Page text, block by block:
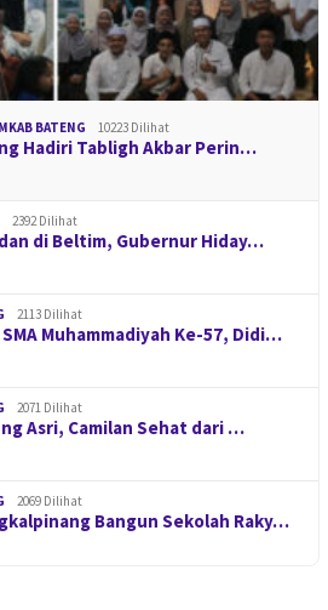
BATENG 10223 Dilihat
Hadiri Tabligh Akbar Perin…
2392 Dilihat
di Beltim, Gubernur Hiday…
2113 Dilihat
Muhammadiyah Ke-57, Didi…
2071 Dilihat
Asri, Camilan Sehat dari …
2069 Dilihat
Bangun Sekolah Raky…